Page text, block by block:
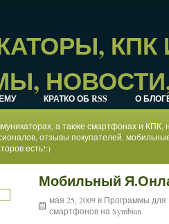
КРАТКО ОБ RSS О
а также смартфонах и
отзывы покупателей,
есть!:)
Мобильный
мая 25, 2009 в Программы для
смартфонов на Symbian